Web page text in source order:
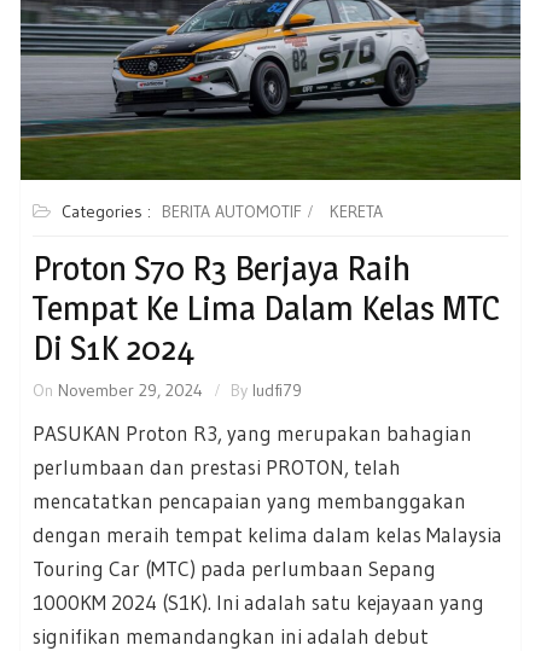
Categories : BERITA AUTOMOTIF KERETA
Proton S70 R3 Berjaya Raih
Tempat Ke Lima Dalam Kelas MTC
Di S1K 2024
On November 29, 2024 By ludfi79
PASUKAN Proton R3, yang merupakan bahagian
perlumbaan dan prestasi PROTON, telah
mencatatkan pencapaian yang membanggakan
dengan meraih tempat kelima dalam kelas Malaysia
Touring Car (MTC) pada perlumbaan Sepang
1000KM 2024 (S1K). Ini adalah satu kejayaan yang
signifikan memandangkan ini adalah debut